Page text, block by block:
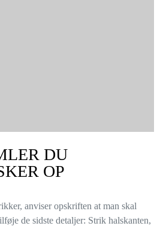
DU
OP
anviser opskriften at man skal
de sidste detaljer: Strik halskanten,